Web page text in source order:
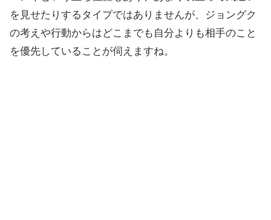
を見せたりするタイプではありませんが、ジョングク
の考えや行動からはどこまでも自分よりも相手のこと
を優先していることが伺えますね。